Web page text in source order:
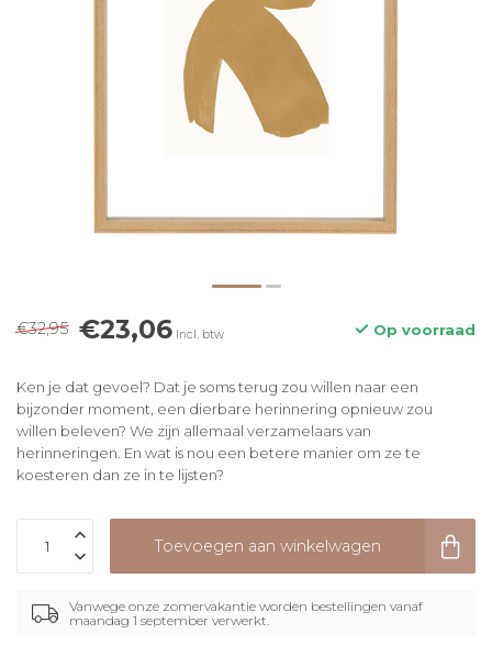
€32,95 €23,06 Incl. btw Op voorraad
Ken je dat gevoel? Dat je soms terug zou willen naar een
bijzonder moment, een dierbare herinnering opnieuw zou
willen beleven? We zijn allemaal verzamelaars van
herinneringen. En wat is nou een betere manier om ze te
koesteren dan ze in te lijsten?
Toevoegen aan winkelwagen
Vanwege onze zomervakantie worden bestellingen vanaf
maandag 1 september verwerkt.